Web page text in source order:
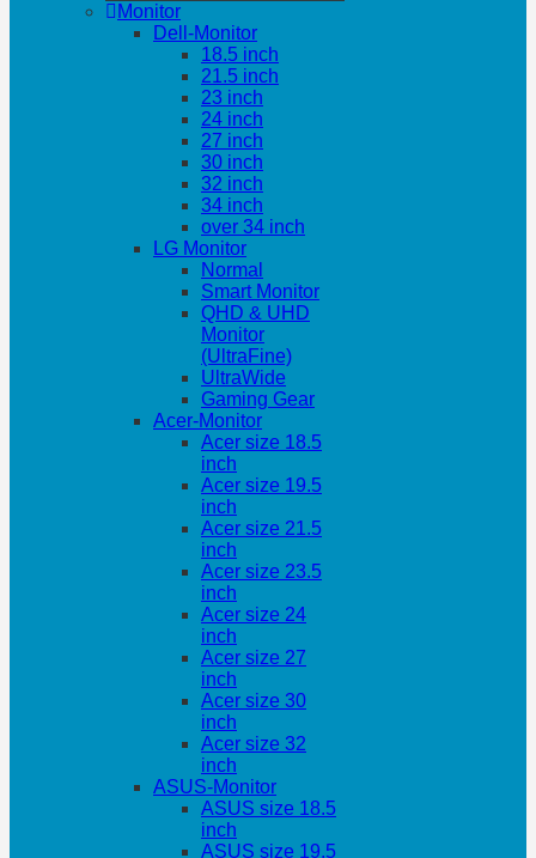
Monitor
Dell-Monitor
18.5 inch
21.5 inch
23 inch
24 inch
27 inch
30 inch
32 inch
34 inch
over 34 inch
LG Monitor
Normal
Smart Monitor
QHD & UHD
Monitor
(UltraFine)
UltraWide
Gaming Gear
Acer-Monitor
Acer size 18.5
inch
Acer size 19.5
inch
Acer size 21.5
inch
Acer size 23.5
inch
Acer size 24
inch
Acer size 27
inch
Acer size 30
inch
Acer size 32
inch
ASUS-Monitor
ASUS size 18.5
inch
ASUS size 19.5